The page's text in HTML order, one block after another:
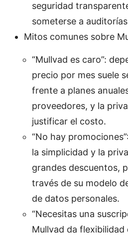
seguridad
someterse a
Mitos comunes sobre
“Mullvad es caro”:
precio por mes suele
frente a planes
proveedores, y la
justificar el costo.
“No hay
la simplicidad y la
grandes descuentos,
través de su modelo
de datos personales.
“Necesitas una
Mullvad da flexibilidad